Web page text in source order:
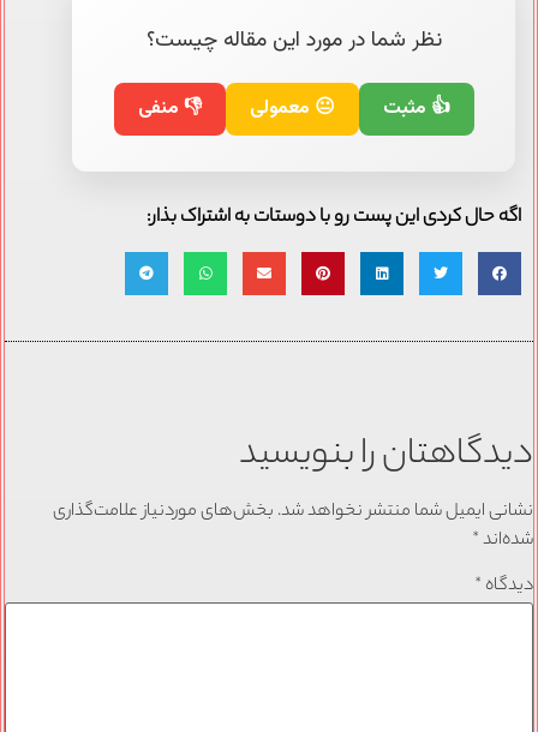
نظر شما در مورد این مقاله چیست؟
👍 مثبت 😐 معمولی 👎 منفی
اگه حال کردی این پست رو با دوستات به اشتراک بذار:
دیدگاهتان را بنویسید
نشانی ایمیل شما منتشر نخواهد شد. بخش‌های موردنیاز علامت‌گذاری
شده‌اند*
دیدگاه *